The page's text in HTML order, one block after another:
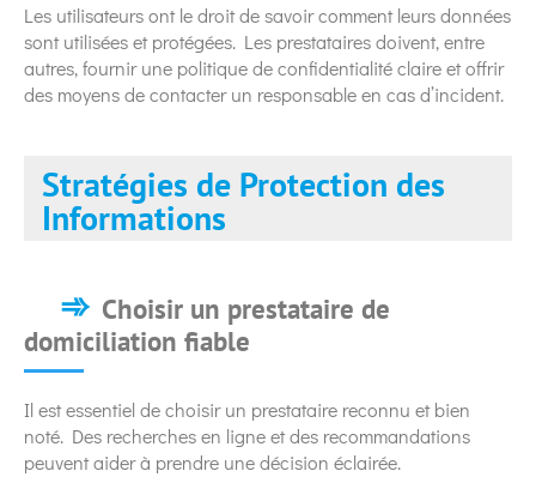
Les utilisateurs ont le droit de savoir comment leurs données
sont utilisées et protégées. Les prestataires doivent, entre
autres, fournir une politique de confidentialité claire et offrir
des moyens de contacter un responsable en cas d’incident.
Stratégies de Protection des
Informations
Choisir un prestataire de
domiciliation fiable
Il est essentiel de choisir un prestataire reconnu et bien
noté. Des recherches en ligne et des recommandations
peuvent aider à prendre une décision éclairée.